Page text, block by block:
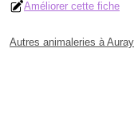
Améliorer cette fiche
Autres animaleries à Auray